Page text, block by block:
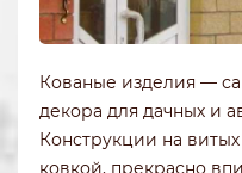
Кованые изделия —
декора для дачных и
Конструкции на
ковкой, прекрасно